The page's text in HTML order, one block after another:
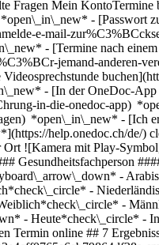
Fragen Mein
- [Passwort
e-mail-
- [Termine nach
jemand-anderen-
- [In der OneDoc-
in-die-onedoc-app)